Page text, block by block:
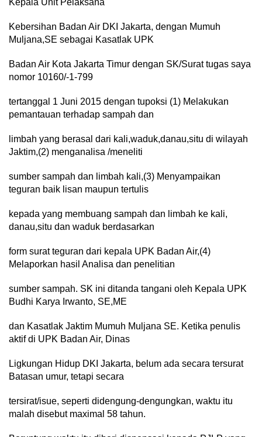
Kepala Unit Pelaksana
Kebersihan Badan Air DKI Jakarta, dengan Mumuh
Muljana,SE sebagai Kasatlak UPK
Badan Air Kota Jakarta Timur dengan SK/Surat tugas saya
nomor 10160/-1-799
tertanggal 1 Juni 2015 dengan tupoksi (1) Melakukan
pemantauan terhadap sampah dan
limbah yang berasal dari kali,waduk,danau,situ di wilayah
Jaktim,(2) menganalisa /meneliti
sumber sampah dan limbah kali,(3) Menyampaikan
teguran baik lisan maupun tertulis
kepada yang membuang sampah dan limbah ke kali,
danau,situ dan waduk berdasarkan
form surat teguran dari kepala UPK Badan Air,(4)
Melaporkan hasil Analisa dan penelitian
sumber sampah. SK ini ditanda tangani oleh Kepala UPK
Budhi Karya Irwanto, SE,ME
dan Kasatlak Jaktim Mumuh Muljana SE. Ketika penulis
aktif di UPK Badan Air, Dinas
Ligkungan Hidup DKI Jakarta, belum ada secara tersurat
Batasan umur, tetapi secara
tersirat/isue, seperti didengung-dengungkan, waktu itu
malah disebut maximal 58 tahun.